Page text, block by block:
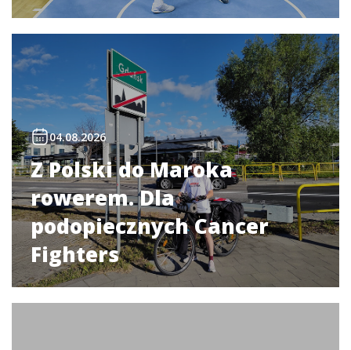
04.08.2026
Z Polski do Maroka
rowerem. Dla
podopiecznych Cancer
Fighters